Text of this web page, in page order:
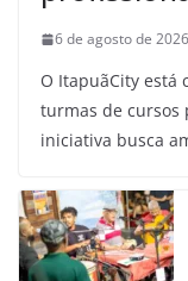
6 de agosto de 2026
O ItapuãCity está
turmas de cursos
iniciativa busca